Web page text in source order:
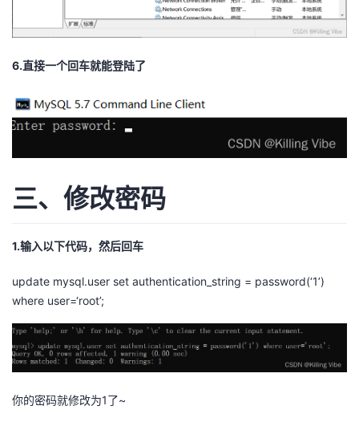
6.直接一个回车就能登陆了
三、修改密码
1.输入以下代码，然后回车
update mysql.user set authentication_string = password(‘1’)
where user=‘root’;
你的密码就修改为1了~